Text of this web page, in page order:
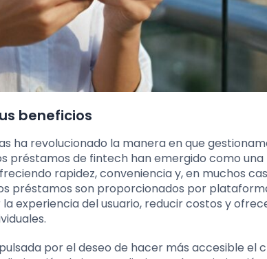
beneficios
ha revolucionado la manera en que
préstamos de fintech han emergido como una
rapidez, conveniencia y, en muchos
préstamos son proporcionados por
experiencia del usuario, reducir costos y
por el deseo de hacer más accesible el